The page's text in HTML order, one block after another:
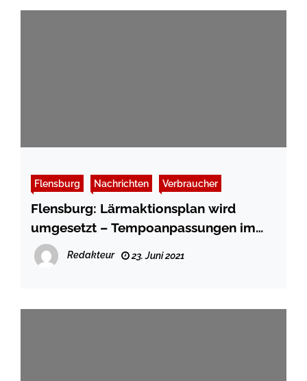
Flensburg Nachrichten Verbraucher
Flensburg: Lärmaktionsplan wird
umgesetzt – Tempoanpassungen im
Stadtgebiet
Redakteur 23. Juni 2021